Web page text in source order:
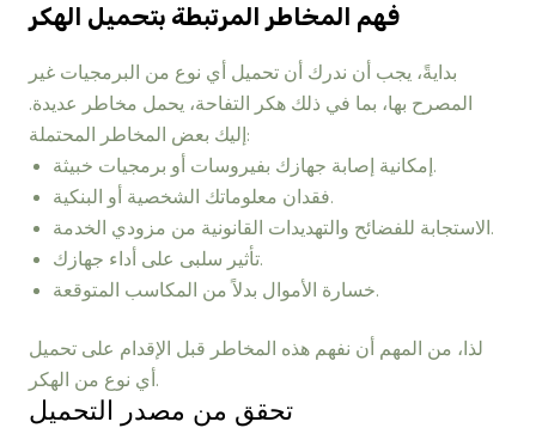
فهم المخاطر المرتبطة بتحميل الهكر
بدايةً، يجب أن ندرك أن تحميل أي نوع من البرمجيات غير
المصرح بها، بما في ذلك هكر التفاحة، يحمل مخاطر عديدة.
إليك بعض المخاطر المحتملة:
إمكانية إصابة جهازك بفيروسات أو برمجيات خبيثة.
فقدان معلوماتك الشخصية أو البنكية.
الاستجابة للفضائح والتهديدات القانونية من مزودي الخدمة.
تأثير سلبى على أداء جهازك.
خسارة الأموال بدلاً من المكاسب المتوقعة.
لذا، من المهم أن نفهم هذه المخاطر قبل الإقدام على تحميل
أي نوع من الهكر.
تحقق من مصدر التحميل